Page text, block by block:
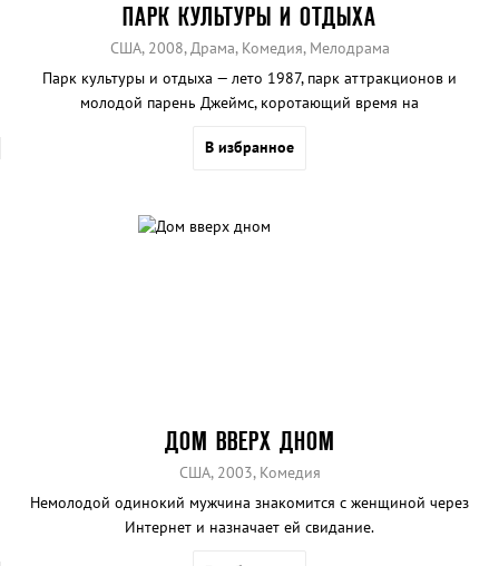
ПАРК КУЛЬТУРЫ И ОТДЫХА
США, 2008, Драма, Комедия, Мелодрама
Парк культуры и отдыха — лето 1987, парк аттракционов и
молодой парень Джеймс, коротающий время на
как кажется вначале?
В избранное
ДОМ ВВЕРХ ДНОМ
США, 2003, Комедия
Немолодой одинокий мужчина знакомится с женщиной через
Интернет и назначает ей свидание.